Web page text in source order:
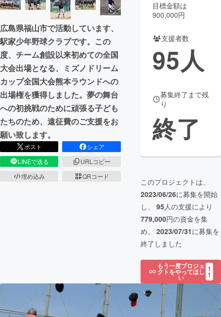
CAMPFIRE for Social Good CAMPFIRE Creation
CAMPFIREふるさと納税
コミュニティ
広島県福山市で活動しています、
駅家少年野球クラブです。この
度、チーム創設以来初めての全国
大会出場となる、ミズノドリーム
カップ全国大会熊本ラウンドへの
出場権を獲得しました。夢の舞台
への初挑戦のために頑張る子ども
たちのため、遠征費のご支援をお
願い致します。
ポスト
シェア
LINEで送る
URLコピー
埋め込み
QRコード
目標金額は
900,000円
支援者数
95人
募集終了まで残
り
終了
このプロジェクトは、
2023/06/26に募集を開始
し、 95人の支援により
779,000円の資金を集
め、 2023/07/31に募集を
終了しました
もう一度プロジェ
クトをやってほし
い
1
1